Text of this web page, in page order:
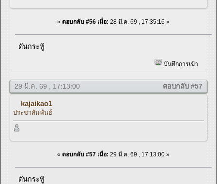
« ตอบกลับ #56 เมื่อ: 28 มี.ค. 69 , 17:35:16 »
ดันกระทู้
บันทึกการเข้า
29 มี.ค. 69 , 17:13:00 ตอบกลับ #57
kajaikao1
ประชาสัมพันธ์
« ตอบกลับ #57 เมื่อ: 29 มี.ค. 69 , 17:13:00 »
ดันกระทู้